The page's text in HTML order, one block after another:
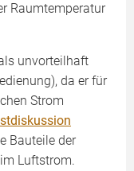
Raumtemperatur
unvorteilhaft
da er für
Strom
Bauteile der
Luftstrom.